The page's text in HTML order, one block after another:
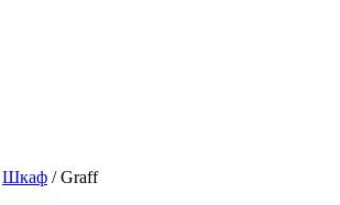
Шкаф /Graff